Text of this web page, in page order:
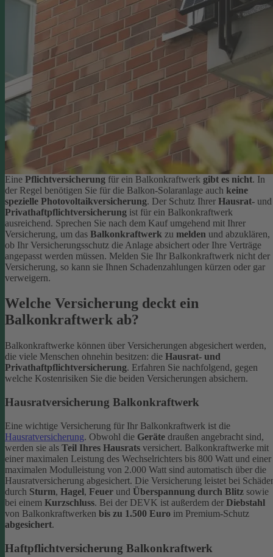
Eine Pflichtversicherung für ein Balkonkraftwerk gibt es nicht. In
der Regel benötigen Sie für die Balkon-Solaranlage auch keine
spezielle Photovoltaikversicherung. Der Schutz Ihrer Hausrat- und
Privathaftpflichtversicherung ist für ein Balkonkraftwerk
ausreichend. Sprechen Sie nach dem Kauf umgehend mit Ihrer
Versicherung, um das Balkonkraftwerk zu melden und abzuklären,
ob Ihr Versicherungsschutz die Anlage absichert oder Ihre Verträge
angepasst werden müssen. Melden Sie Ihr Balkonkraftwerk nicht der
Versicherung, so kann sie Ihnen Schadenzahlungen kürzen oder gar
verweigern.
Welche Versicherung deckt ein
Balkonkraftwerk ab?
Balkonkraftwerke können über Versicherungen abgesichert werden,
die viele Menschen ohnehin besitzen: die Hausrat- und
Privathaftpflichtversicherung. Erfahren Sie nachfolgend, gegen
welche Kostenrisiken Sie die beiden Versicherungen absichern.
Hausratversicherung Balkonkraftwerk
Eine wichtige Versicherung für Ihr Balkonkraftwerk ist die
Hausratversicherung. Obwohl die Geräte draußen angebracht sind,
werden sie als Teil Ihres Hausrats versichert. Balkonkraftwerke mit
einer maximalen Leistung des Wechselrichters bis 800 Watt und einer
maximalen Modulleistung von 2.000 Watt sind automatisch über die
Hausratversicherung abgesichert. Die Versicherung leistet bei
durch Sturm, Hagel, Feuer und Überspannung durch Blitz sowie
bei einem Kurzschluss. Bei der DEVK ist außerdem der Diebstahl
von Balkonkraftwerken bis zu 1.500 Euro im Premium-Schutz
abgesichert.
Haftpflichtversicherung Balkonkraftwerk